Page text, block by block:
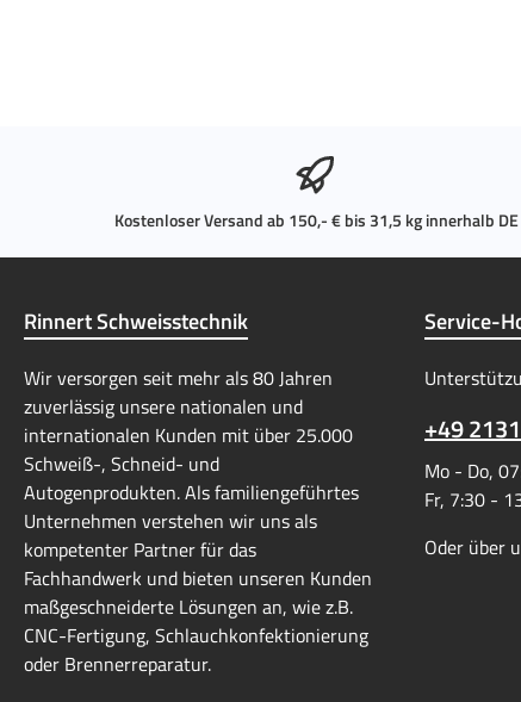
Kostenloser Versand ab 150,- € bis 31,5 kg innerhalb DE
Rinnert Schweisstechnik
Wir versorgen seit mehr als 80 Jahren
zuverlässig unsere nationalen und
internationalen Kunden mit über 25.000
Schweiß-, Schneid- und
Autogenprodukten. Als familiengeführtes
Unternehmen verstehen wir uns als
kompetenter Partner für das
Fachhandwerk und bieten unseren Kunden
maßgeschneiderte Lösungen an, wie z.B.
CNC-Fertigung, Schlauchkonfektionierung
oder Brennerreparatur.
Service-
+49
Mo - Do,
Fr, 7:30 -
Oder über